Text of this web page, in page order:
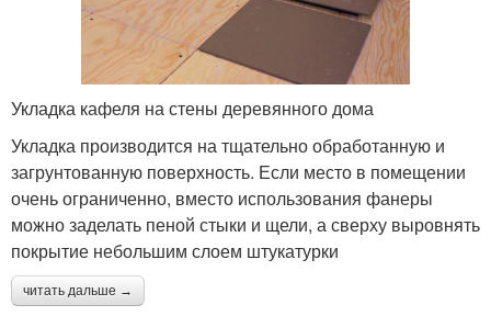
Укладка кафеля на стены деревянного дома
Укладка производится на тщательно обработанную и
загрунтованную поверхность. Если место в помещении
очень ограниченно, вместо использования фанеры
можно заделать пеной стыки и щели, а сверху выровнять
покрытие небольшим слоем штукатурки
читать дальше →